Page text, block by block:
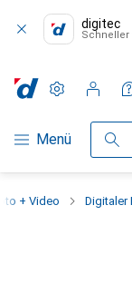
digitec
Schneller
Navigation nach
Menü Suche
Einstellungen
Kundenkonto
Merklisten
Warenkorb
+ Video Digitaler